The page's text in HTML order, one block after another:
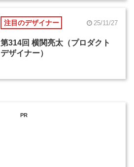
注目のデザイナー 25/11/27
第314回 横関亮太（プロダクト
デザイナー）
PR